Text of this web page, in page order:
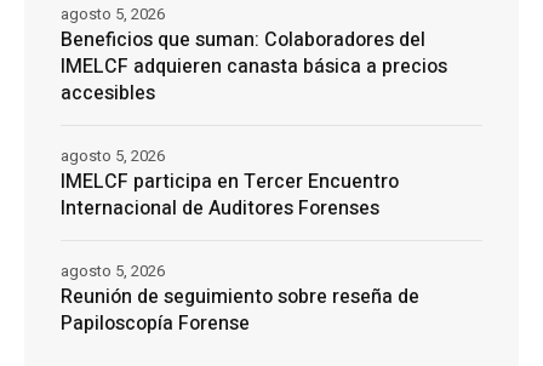
Beneficios que suman: Colaboradores del
IMELCF adquieren canasta básica a precios
accesibles
agosto 5, 2026
IMELCF participa en Tercer Encuentro
Internacional de Auditores Forenses
agosto 5, 2026
Reunión de seguimiento sobre reseña de
Papiloscopía Forense
agosto 5, 2026